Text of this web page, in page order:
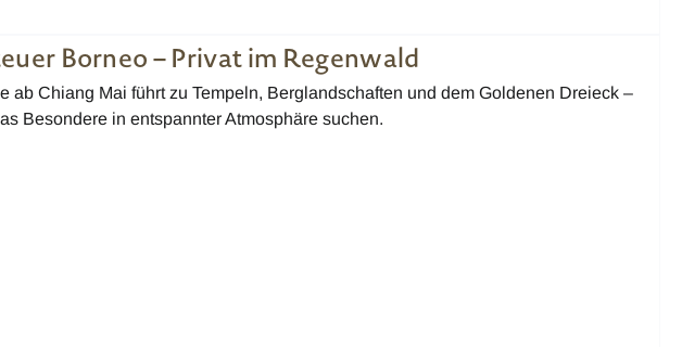
Borneo – Privat im Regenwald
ab Chiang Mai führt zu Tempeln, Berglandschaften und dem Goldenen Dreieck –
Besondere in entspannter Atmosphäre suchen.